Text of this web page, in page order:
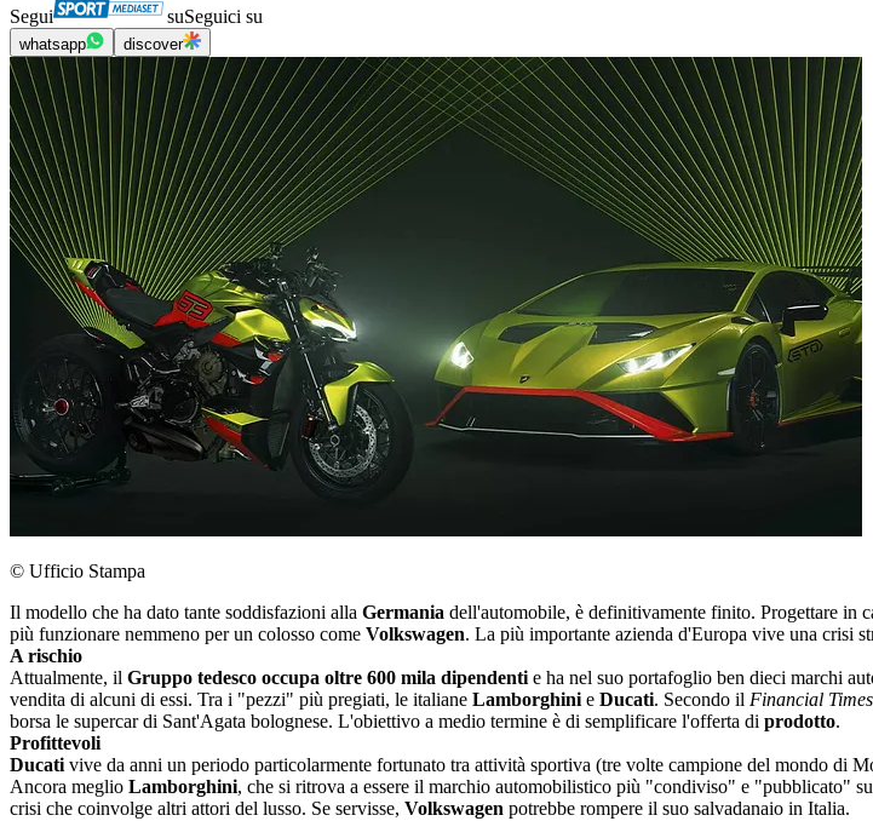
Segui suSeguici su
whatsapp discover
© Ufficio Stampa
Il modello che ha dato tante soddisfazioni alla Germania dell'automobile, è definitivamente finito. Progettare in
più funzionare nemmeno per un colosso come Volkswagen. La più importante azienda d'Europa vive una crisi
A rischio
Attualmente, il Gruppo tedesco occupa oltre 600 mila dipendenti e ha nel suo portafoglio ben dieci marchi
vendita di alcuni di essi. Tra i "pezzi" più pregiati, le italiane Lamborghini e Ducati. Secondo il Financial Times,
borsa le supercar di Sant'Agata bolognese. L'obiettivo a medio termine è di semplificare l'offerta di prodotto.
Profittevoli
Ducati vive da anni un periodo particolarmente fortunato tra attività sportiva (tre volte campione del mondo di
Ancora meglio Lamborghini, che si ritrova a essere il marchio automobilistico più "condiviso" e "pubblicato"
crisi che coinvolge altri attori del lusso. Se servisse, Volkswagen potrebbe rompere il suo salvadanaio in Italia.